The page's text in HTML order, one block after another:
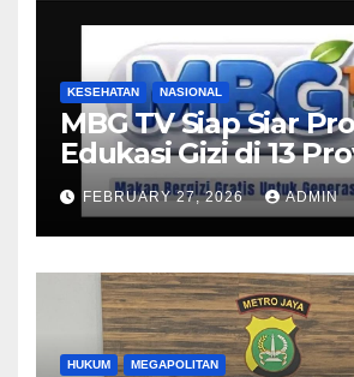
KESEHATAN NASIONAL
MBG TV Siap Siar
Edukasi Gizi di 13
FEBRUARY 27, 2026 ADMIN
HUKUM MEGAPOLITAN